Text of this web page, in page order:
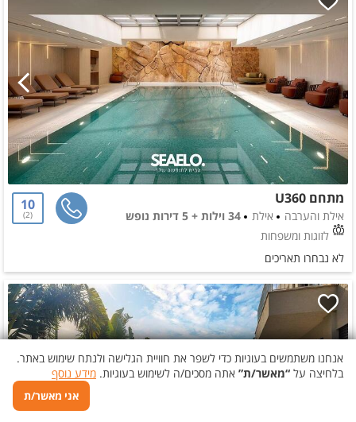
אנחנו משתמשים בעוגיות כדי לשפר את חוויית הגלישה ולנתח שימוש באתר.
בלחיצה על “מאשר/ת” אתה מסכים/ה לשימוש בעוגיות. מידע נוסף
אני מאשר/ת
מתחם U360
אילת והערבה אילת
34 וילות + 5 דירות נופש
לזוגות ומשפחות
10
2
לא נבחרו תאריכים